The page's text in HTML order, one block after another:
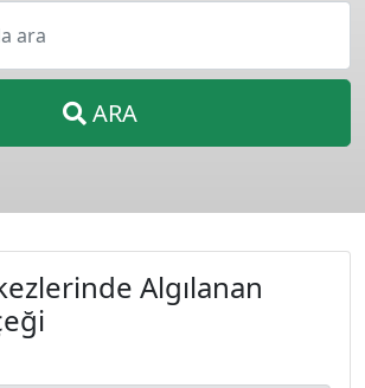
ara
ARA
Algılanan